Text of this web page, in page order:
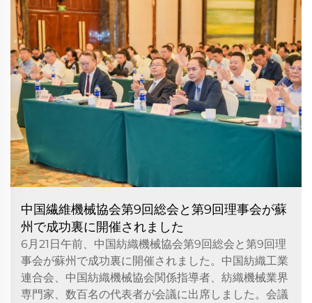
中国繊維機械協会第9回総会と第9回理事会が蘇
州で成功裏に開催されました
6月21日午前、中国紡織機械協会第9回総会と第9回理
事会が蘇州で成功裏に開催されました。中国紡織工業
連合会、中国紡織機械協会関係指導者、紡織機械業界
専門家、数百名の代表者が会議に出席しました。会議